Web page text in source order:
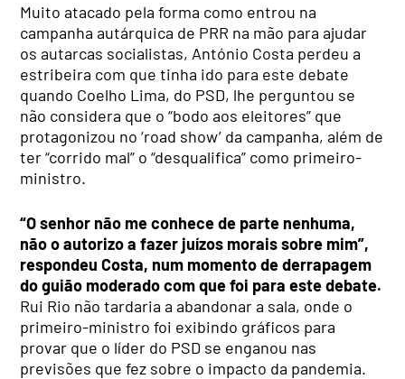
Muito atacado pela forma como entrou na
campanha autárquica de PRR na mão para ajudar
os autarcas socialistas, António Costa perdeu a
estribeira com que tinha ido para este debate
quando Coelho Lima, do PSD, lhe perguntou se
não considera que o “bodo aos eleitores” que
protagonizou no ‘road show’ da campanha, além de
ter “corrido mal” o “desqualifica” como primeiro-
ministro.
“O senhor não me conhece de parte nenhuma,
não o autorizo a fazer juízos morais sobre mim”,
respondeu Costa, num momento de derrapagem
do guião moderado com que foi para este debate.
Rui Rio não tardaria a abandonar a sala, onde o
primeiro-ministro foi exibindo gráficos para
provar que o líder do PSD se enganou nas
previsões que fez sobre o impacto da pandemia.